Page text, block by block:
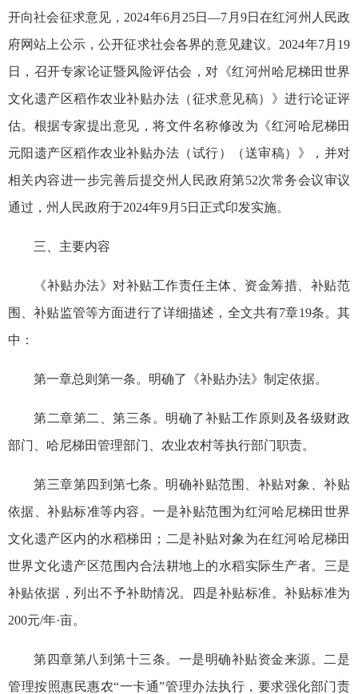
开向社会征求意见，2024年6月25日—7月9日在红河州人民政
府网站上公示，公开征求社会各界的意见建议。2024年7月19
日，召开专家论证暨风险评估会，对《红河州哈尼梯田世界
文化遗产区稻作农业补贴办法（征求意见稿）》进行论证评
估。根据专家提出意见，将文件名称修改为《红河哈尼梯田
元阳遗产区稻作农业补贴办法（试行）
（送审稿） 》，并对
相关内容进一步完善后提交州人民政府第52次常务会议审议
通过，州人民政府于2024年9月5日正式印发实施。
三、主要内容
《补贴办法》对补贴工作责任主体、资金筹措、补贴范
围、补贴监管等方面进行了详细描述，全文共有7章19条。其
中：
第一章总则第一条。明确了《补贴办法》制定依据。
第二章第二、第三条。明确了补贴工作原则及各级财政
部门、哈尼梯田管理部门、农业农村等执行部门职责。
第三章第四到第七条。明确补贴范围、补贴对象、补贴
依据、补贴标准等内容。一是补贴范围为红河哈尼梯田世界
文化遗产区内的水稻梯田；二是补贴对象为在红河哈尼梯田
世界文化遗产区范围内合法耕地上的水稻实际生产者。三是
补贴依据，列出不予补助情况。四是补贴标准。补贴标准为
200元/年·亩。
第四章第八到第十三条。一是明确补贴资金来源。二是
管理按照惠民惠农“一卡通”管理办法执行，要求强化部门责